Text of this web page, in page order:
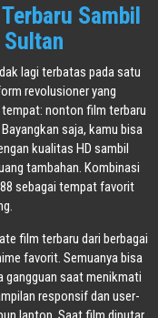
Sambil
lagi terbatas pada satu
revolusioner yang
nonton film terbaru
saja, kamu bisa
kualitas HD sambil
tambahan. Kombinasi
sebagai tempat favorit
film terbaru dari berbagai
favorit. Semuanya bisa
saat menikmati
responsif dan user-